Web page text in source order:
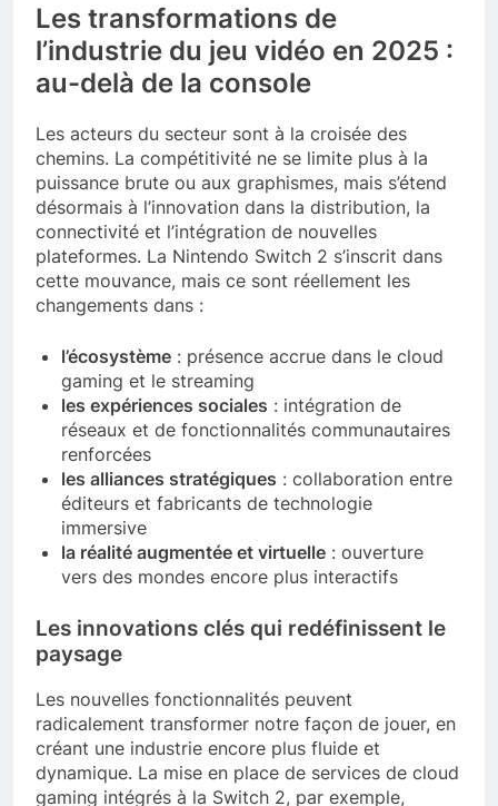
Les transformations de
l’industrie du jeu vidéo en 2025 :
au-delà de la console
Les acteurs du secteur sont à la croisée des
chemins. La compétitivité ne se limite plus à la
puissance brute ou aux graphismes, mais s’étend
désormais à l’innovation dans la distribution, la
connectivité et l’intégration de nouvelles
plateformes. La Nintendo Switch 2 s’inscrit dans
cette mouvance, mais ce sont réellement les
changements dans :
l’écosystème : présence accrue dans le cloud
gaming et le streaming
les expériences sociales : intégration de
réseaux et de fonctionnalités communautaires
renforcées
les alliances stratégiques : collaboration entre
éditeurs et fabricants de technologie
immersive
la réalité augmentée et virtuelle : ouverture
vers des mondes encore plus interactifs
Les innovations clés qui redéfinissent le
paysage
Les nouvelles fonctionnalités peuvent
radicalement transformer notre façon de jouer, en
créant une industrie encore plus fluide et
dynamique. La mise en place de services de cloud
gaming intégrés à la Switch 2, par exemple,